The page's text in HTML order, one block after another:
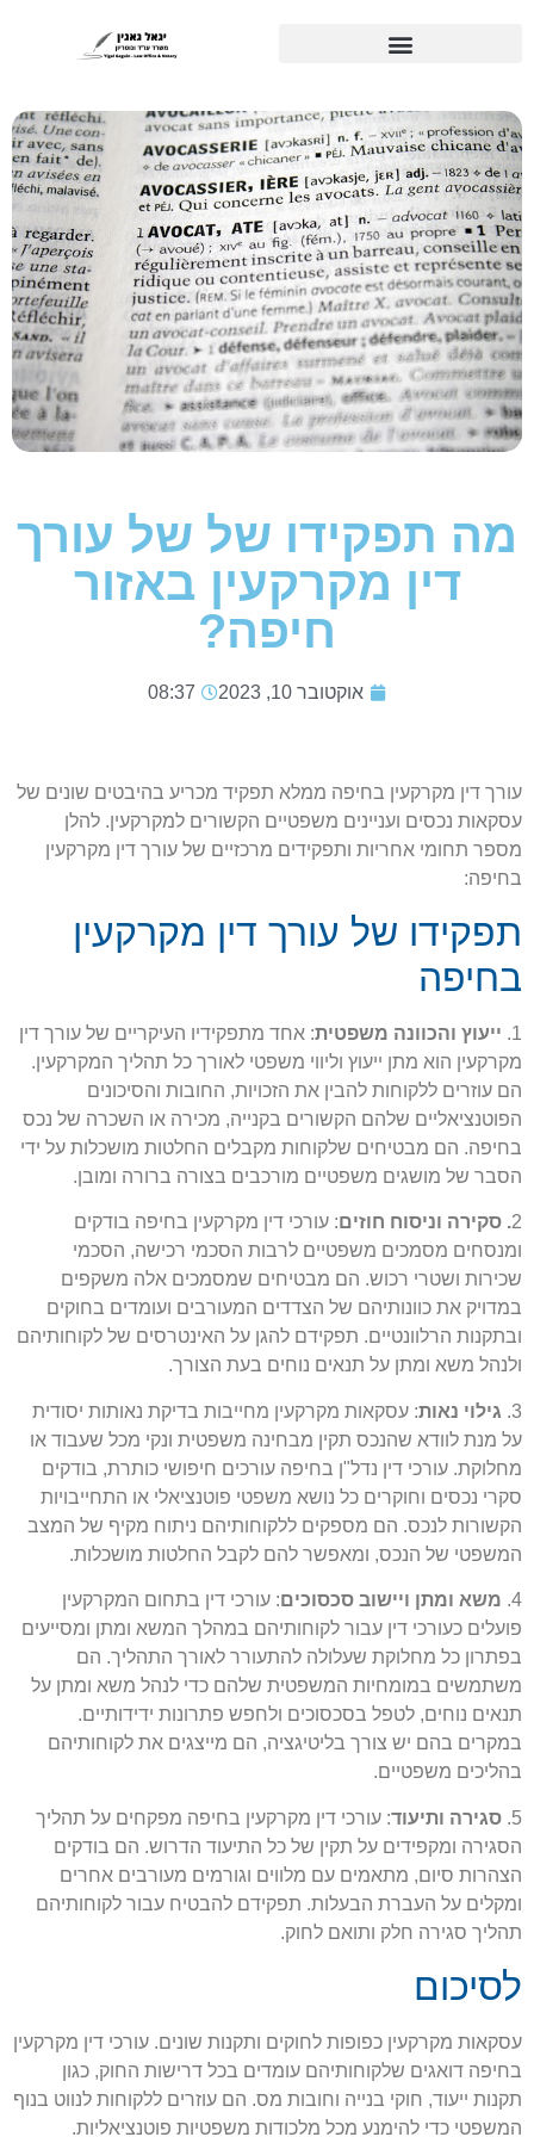
מה תפקידו של של עורך
דין מקרקעין באזור
חיפה?
אוקטובר 10, 2023 08:37
עורך דין מקרקעין בחיפה ממלא תפקיד מכריע בהיבטים שונים של
עסקאות נכסים ועניינים משפטיים הקשורים למקרקעין. להלן
מספר תחומי אחריות ותפקידים מרכזיים של עורך דין מקרקעין
בחיפה:
תפקידו של עורך דין מקרקעין
בחיפה
1. ייעוץ והכוונה משפטית: אחד מתפקידיו העיקריים של עורך דין
מקרקעין הוא מתן ייעוץ וליווי משפטי לאורך כל תהליך המקרקעין.
הם עוזרים ללקוחות להבין את הזכויות, החובות והסיכונים
הפוטנציאליים שלהם הקשורים בקנייה, מכירה או השכרה של נכס
בחיפה. הם מבטיחים שלקוחות מקבלים החלטות מושכלות על ידי
הסבר של מושגים משפטיים מורכבים בצורה ברורה ומובן.
2. סקירה וניסוח חוזים: עורכי דין מקרקעין בחיפה בודקים
ומנסחים מסמכים משפטיים לרבות הסכמי רכישה, הסכמי
שכירות ושטרי רכוש. הם מבטיחים שמסמכים אלה משקפים
במדויק את כוונותיהם של הצדדים המעורבים ועומדים בחוקים
ובתקנות הרלוונטיים. תפקידם להגן על האינטרסים של לקוחותיהם
ולנהל משא ומתן על תנאים נוחים בעת הצורך.
3. גילוי נאות: עסקאות מקרקעין מחייבות בדיקת נאותות יסודית
על מנת לוודא שהנכס תקין מבחינה משפטית ונקי מכל שעבוד או
מחלוקת. עורכי דין נדל"ן בחיפה עורכים חיפושי כותרת, בודקים
סקרי נכסים וחוקרים כל נושא משפטי פוטנציאלי או התחייבויות
הקשורות לנכס. הם מספקים ללקוחותיהם ניתוח מקיף של המצב
המשפטי של הנכס, ומאפשר להם לקבל החלטות מושכלות.
4. משא ומתן ויישוב סכסוכים: עורכי דין בתחום המקרקעין
פועלים כעורכי דין עבור לקוחותיהם במהלך המשא ומתן ומסייעים
בפתרון כל מחלוקת שעלולה להתעורר לאורך התהליך. הם
משתמשים במומחיות המשפטית שלהם כדי לנהל משא ומתן על
תנאים נוחים, לטפל בסכסוכים ולחפש פתרונות ידידותיים.
במקרים בהם יש צורך בליטיגציה, הם מייצגים את לקוחותיהם
בהליכים משפטיים.
5. סגירה ותיעוד: עורכי דין מקרקעין בחיפה מפקחים על תהליך
הסגירה ומקפידים על תקין של כל התיעוד הדרוש. הם בודקים
הצהרות סיום, מתאמים עם מלווים וגורמים מעורבים אחרים
ומקלים על העברת הבעלות. תפקידם להבטיח עבור לקוחותיהם
תהליך סגירה חלק ותואם לחוק.
לסיכום
עסקאות מקרקעין כפופות לחוקים ותקנות שונים. עורכי דין מקרקעין
בחיפה דואגים שלקוחותיהם עומדים בכל דרישות החוק, כגון
תקנות ייעוד, חוקי בנייה וחובות מס. הם עוזרים ללקוחות לנווט בנוף
המשפטי כדי להימנע מכל מלכודות משפטיות פוטנציאליות.